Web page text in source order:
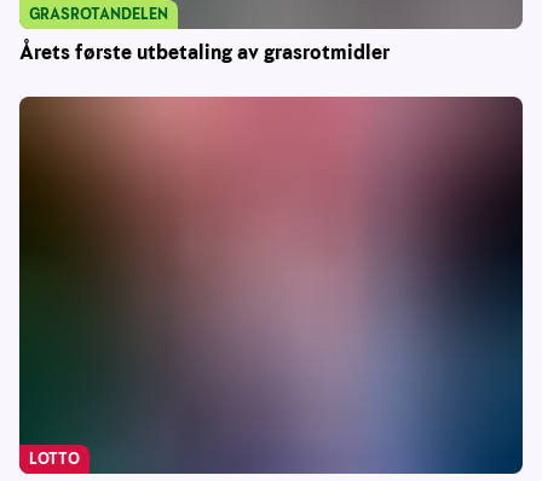
Årets første utbetaling av grasrotmidler
GRASROTANDELEN
LOTTO